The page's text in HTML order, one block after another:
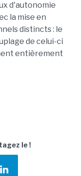
d'autonomie
la mise en
distincts : le
de celui-ci
entièrement
le !